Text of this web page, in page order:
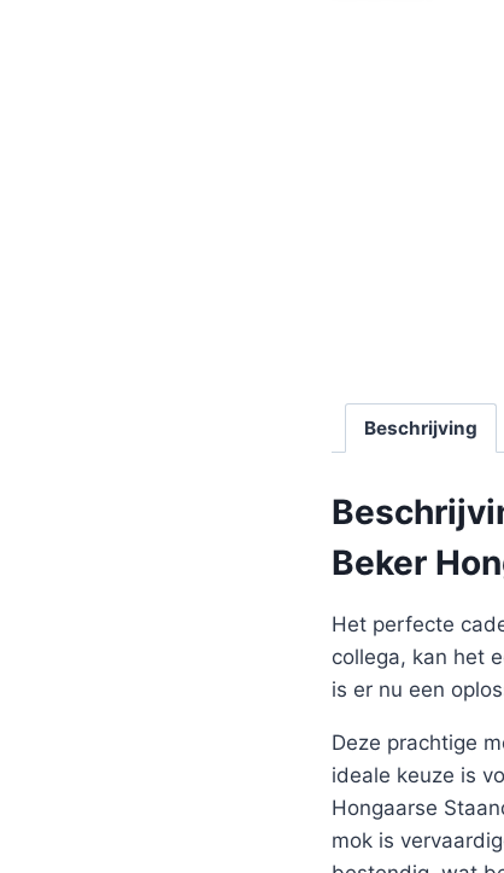
Beschrijving
Beker
Het perfecte
collega, kan het
is er nu een
Deze prachtige
ideale keuze is
Hongaarse
mok is